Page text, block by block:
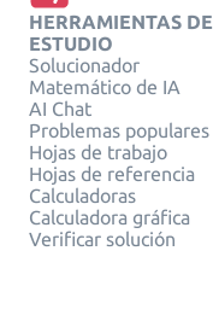
HERRAMIENTAS DE
ESTUDIO
Solucionador
Matemático de IA
AI Chat
Problemas populares
Hojas de trabajo
Hojas de referencia
Calculadoras
Calculadora gráfica
Verificar solución